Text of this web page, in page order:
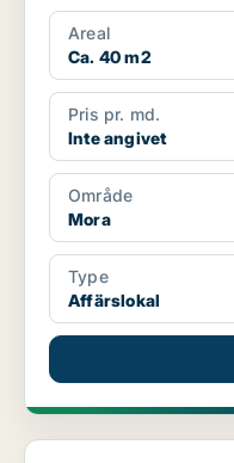
Areal
Ca. 40 m2
Pris pr. md.
Inte angivet
Område
Mora
Type
Affärslokal
Kontor i Mora